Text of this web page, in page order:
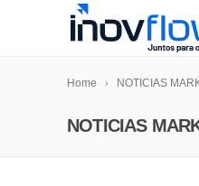
Home NOTICIAS
NOTICIAS